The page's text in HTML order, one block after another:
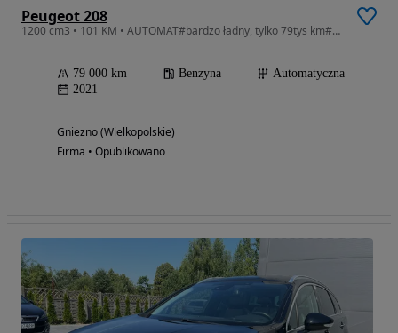
Peugeot 208
1200 cm3 • 101 KM • AUTOMAT#bardzo ładny, tylko 79tys km#GWARANCJA !!
79 000 km Benzyna
Automatyczna
2021
Gniezno (Wielkopolskie)
Firma • Opublikowano